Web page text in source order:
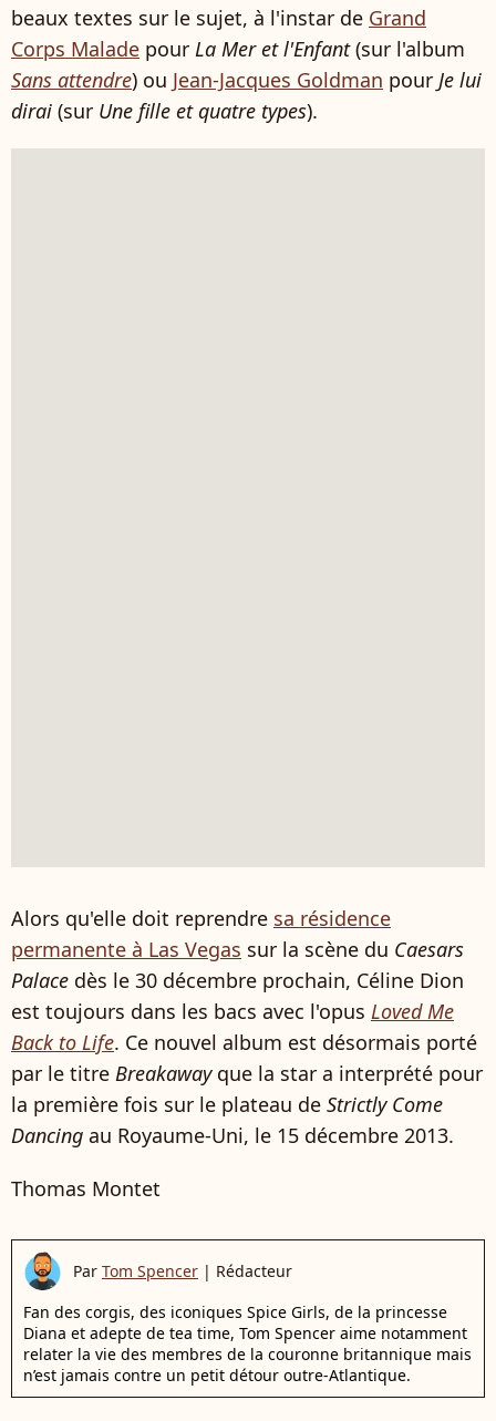
beaux textes sur le sujet, à l'instar de Grand
Corps Malade pour La Mer et l'Enfant(sur l'album
Sans attendre) ou Jean-Jacques Goldman pour Je lui
dirai (sur Une fille et quatre types).
Alors qu'elle doit reprendre sa résidence
permanente à Las Vegas sur la scène du Caesars
Palace dès le 30 décembre prochain, Céline Dion
est toujours dans les bacs avec l'opus Loved Me
Back to Life. Ce nouvel album est désormais porté
par le titre Breakawayque la star a interprété pour
la première fois sur le plateau de Strictly Come
Dancing au Royaume-Uni, le 15 décembre 2013.
Thomas Montet
Par Tom Spencer | Rédacteur
Fan des corgis, des iconiques Spice Girls, de la princesse
Diana et adepte de tea time, Tom Spencer aime notamment
relater la vie des membres de la couronne britannique mais
n’est jamais contre un petit détour outre-Atlantique.